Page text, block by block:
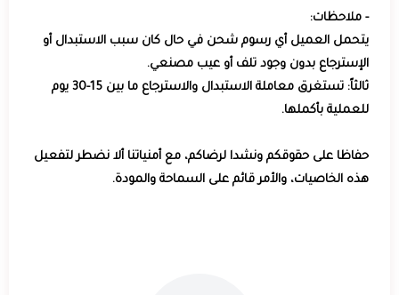
- ملاحظات:
يتحمل العميل أي رسوم شحن في حال كان سبب الاستبدال أو
الإسترجاع بدون وجود تلف أو عيب مصنعي.
ثالثاً: تستغرق معاملة الاستبدال والاسترجاع ما بين 15-30 يوم
للعملية بأكملها.
حفاظا على حقوقكم ونشدا لرضاكم، مع أمنياتنا ألا نضطر لتفعيل
هذه الخاصيات، والأمر قائم على السماحة والمودة.